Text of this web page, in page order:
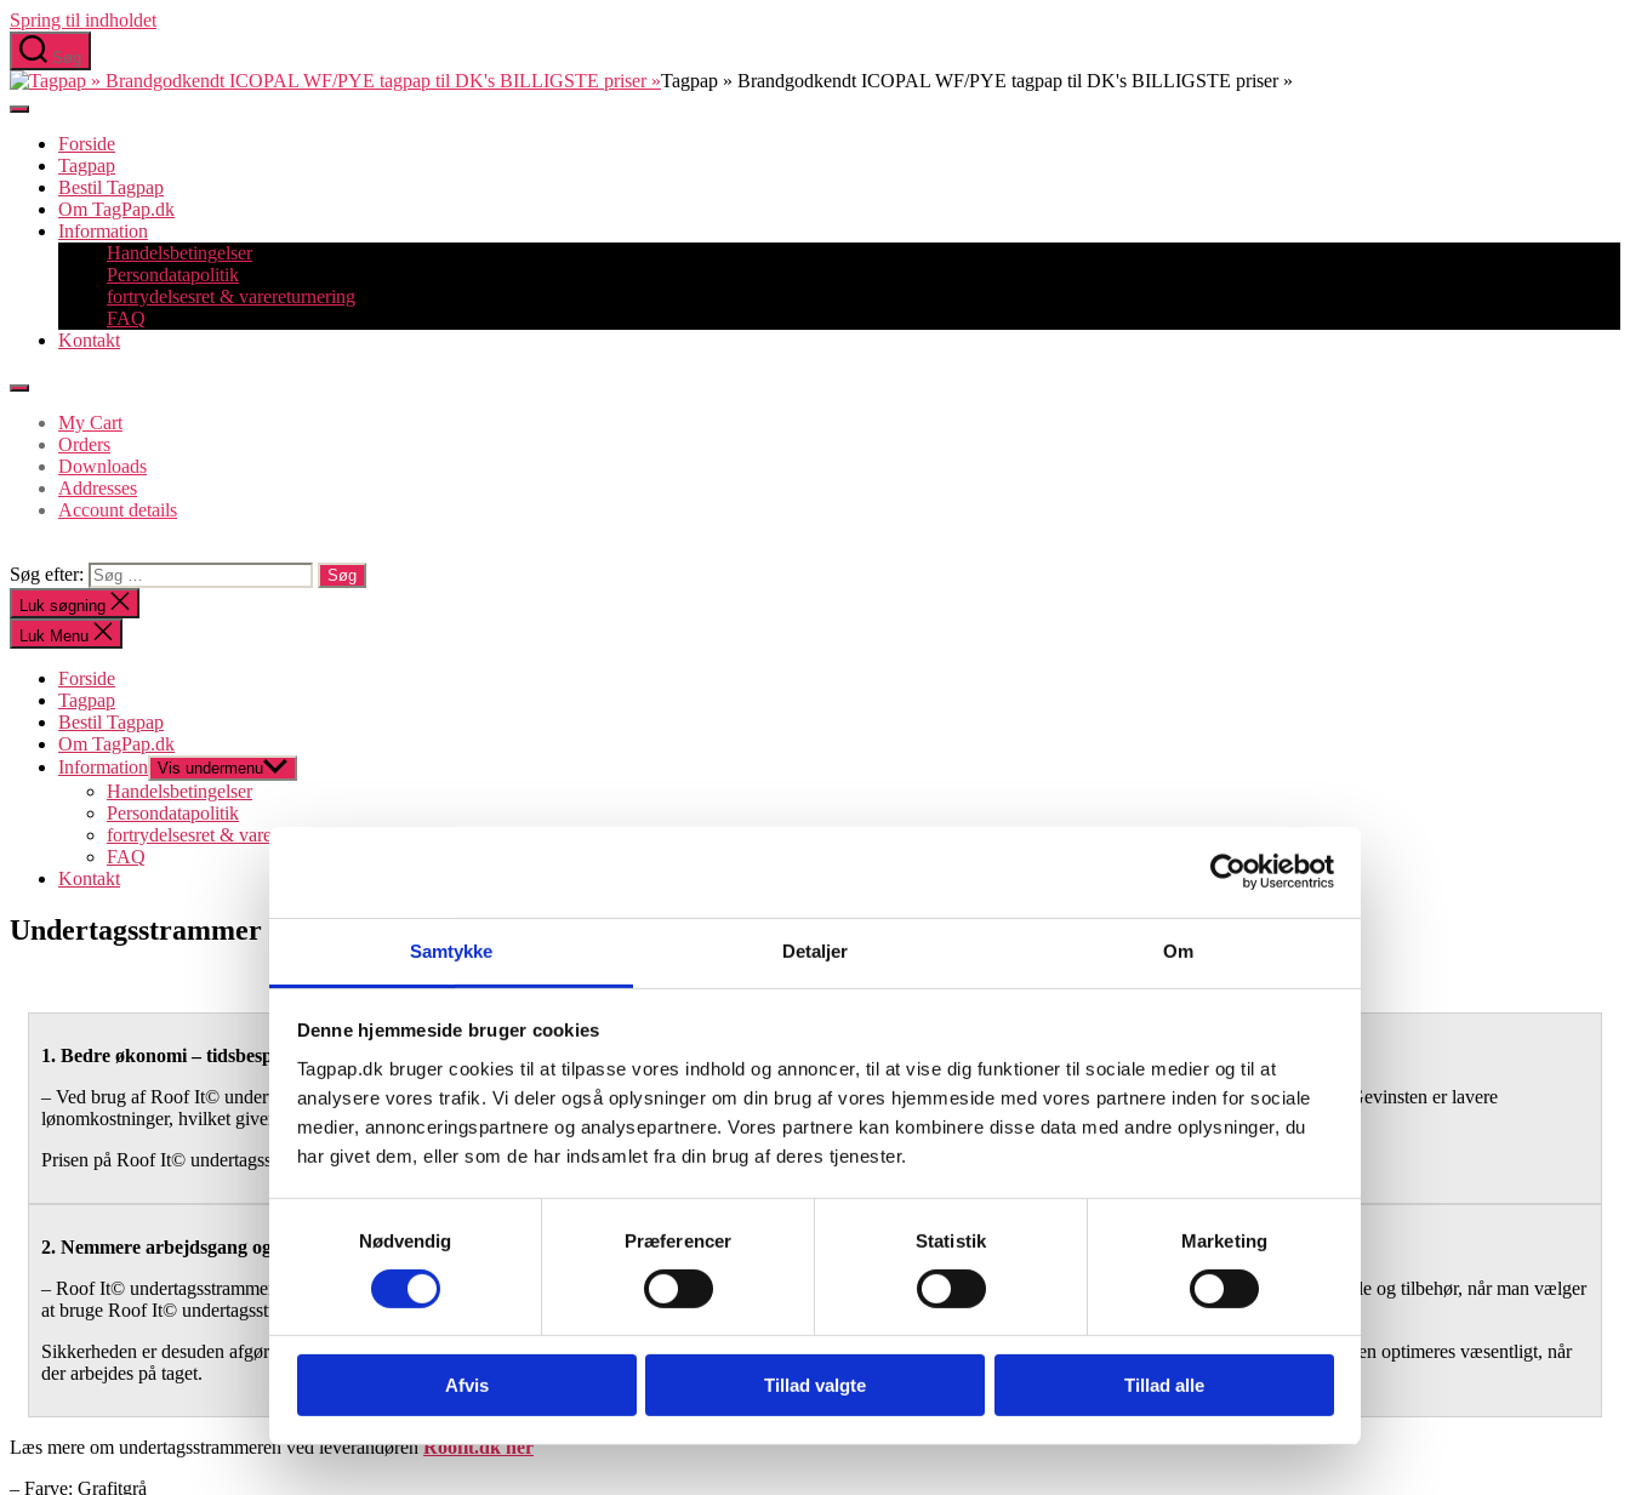
Samtykke Detaljer Om
Denne hjemmeside bruger cookies
Tagpap.dk bruger cookies til at tilpasse vores indhold og annoncer, til at vise dig funktioner til sociale medier og til at
analysere vores trafik. Vi deler også oplysninger om din brug af vores hjemmeside med vores partnere inden for sociale
medier, annonceringspartnere og analysepartnere. Vores partnere kan kombinere disse data med andre oplysninger, du
har givet dem, eller som de har indsamlet fra din brug af deres tjenester.
Nødvendig
Præferencer Statistik Marketing
Afvis Tillad valgte Tillad alle
Spring til indholdet
Søg
Tagpap » Brandgodkendt ICOPAL WF/PYE tagpap til DK's BILLIGSTE priser »
Forside
Tagpap
Bestil Tagpap
Om TagPap.dk
Information
Handelsbetingelser
Persondatapolitik
fortrydelsesret & varereturnering
FAQ
Kontakt
My Cart
Orders
Downloads
Addresses
Account details
Søg efter:
Luk søgning
Luk Menu
Forside
Tagpap
Bestil Tagpap
Om TagPap.dk
Information Vis undermenu
Handelsbetingelser
Persondatapolitik
fortrydelsesret & varereturnering
FAQ
Kontakt
Undertagsstrammer
1. Bedre økonomi – tidsbesparende
– Ved brug af Roof It© undertagsstrammeren sparer du 2 arbejdsgange i forhold til konkurrerende produkter på markedet, svarende til ca. 2 arbejdstimer på et standard tag. Gevinsten er lavere
lønomkostninger, hvilket giver et øget overskud til entreprenøren.
Prisen på Roof It© undertagsstrammeren, er tilsvarende de billigste konkurrerende produkter på markedet.
2. Nemmere arbejdsgang og håndtering
– Roof It© undertagsstrammeren leveres i ét sammenhængende ark med 34 stk. Således undgås besværet med at skulle håndtere en kasse fyldt med løse enheder, værktøjsdele og tilbehør, når man vælger
at bruge Roof It© undertagsstrammere.
Sikkerheden er desuden afgørende forbedret, eftersom Roof It© undertagsstrammere monteres uden nogen former for værktøj eller tilbehør. Det frigør en hånd, og sikkerheden optimeres væsentligt, når
der arbejdes på taget.
Læs mere om undertagsstrammeren ved leverandørenRoofit.dk her
– Farve: Grafitgrå